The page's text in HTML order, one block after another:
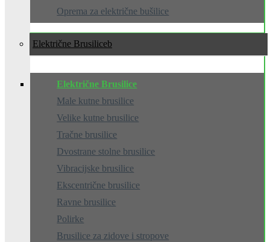
Oprema za električne bušilice
Električne Brusilice
Električne Brusilice
Male kutne brusilice
Velike kutne brusilice
Tračne brusilice
Dvostrane stolne brusilice
Vibracijske brusilice
Ekscentrične brusilice
Ravne brusilice
Polirke
Brusilice za zidove i stropove